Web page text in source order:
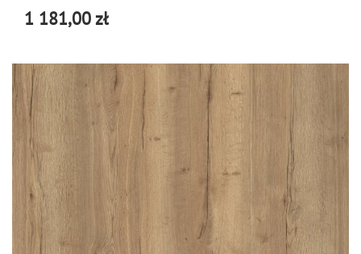
1 181,00 zł